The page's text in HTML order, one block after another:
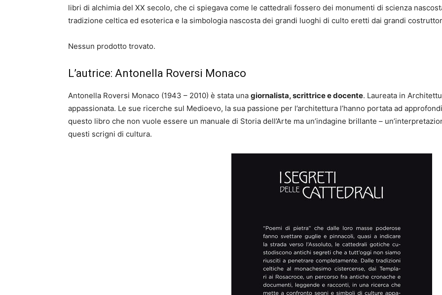
libri di alchimia del XX secolo, che ci spiegava come le cattedrali fossero dei monumenti di scienza
tradizione celtica ed esoterica e la simbologia nascosta dei grandi luoghi di culto eretti dai grandi
Nessun prodotto trovato.
L’autrice: Antonella Roversi Monaco
Antonella Roversi Monaco (1943 – 2010) è stata una giornalista, scrittrice e docente. Laureata in
appassionata. Le sue ricerche sul Medioevo, la sua passione per l’architettura l’hanno portata ad
questo libro che non vuole essere un manuale di Storia dell’Arte ma un’indagine brillante –
questi scrigni di cultura.